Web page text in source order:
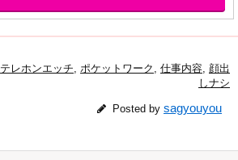
テレホンエッチ, ポケットワーク , 仕事内容, 顔出
しナシ
Posted by sagyouyou